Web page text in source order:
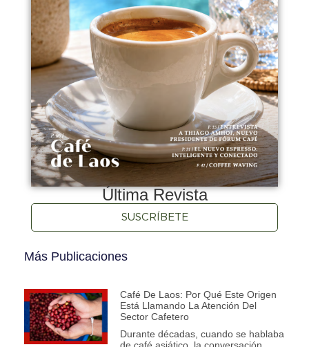
Última Revista
SUSCRÍBETE
Más Publicaciones
Café De Laos: Por Qué Este Origen
Está Llamando La Atención Del
Sector Cafetero
Durante décadas, cuando se hablaba